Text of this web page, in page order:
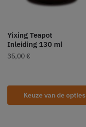
Yixing Teapot
Inleiding 130 ml
35,00 €
Keuze van de opties